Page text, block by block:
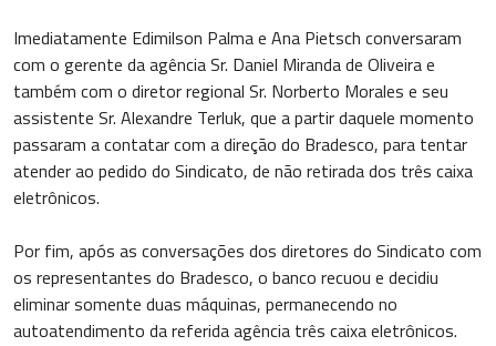
Imediatamente Edimilson Palma e Ana Pietsch conversaram
com o gerente da agência Sr. Daniel Miranda de Oliveira e
também com o diretor regional Sr. Norberto Morales e seu
assistente Sr. Alexandre Terluk, que a partir daquele momento
passaram a contatar com a direção do Bradesco, para tentar
atender ao pedido do Sindicato, de não retirada dos três caixa
eletrônicos.
Por fim, após as conversações dos diretores do Sindicato com
os representantes do Bradesco, o banco recuou e decidiu
eliminar somente duas máquinas, permanecendo no
autoatendimento da referida agência três caixa eletrônicos.